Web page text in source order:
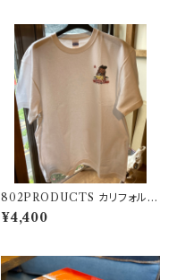
802PRODUCTS カリフォルニ
アベア Tシャツ WH ホワイト
¥4,400